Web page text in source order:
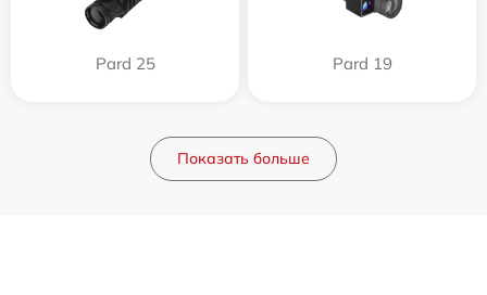
Pard 25 Pard 19
Показать больше